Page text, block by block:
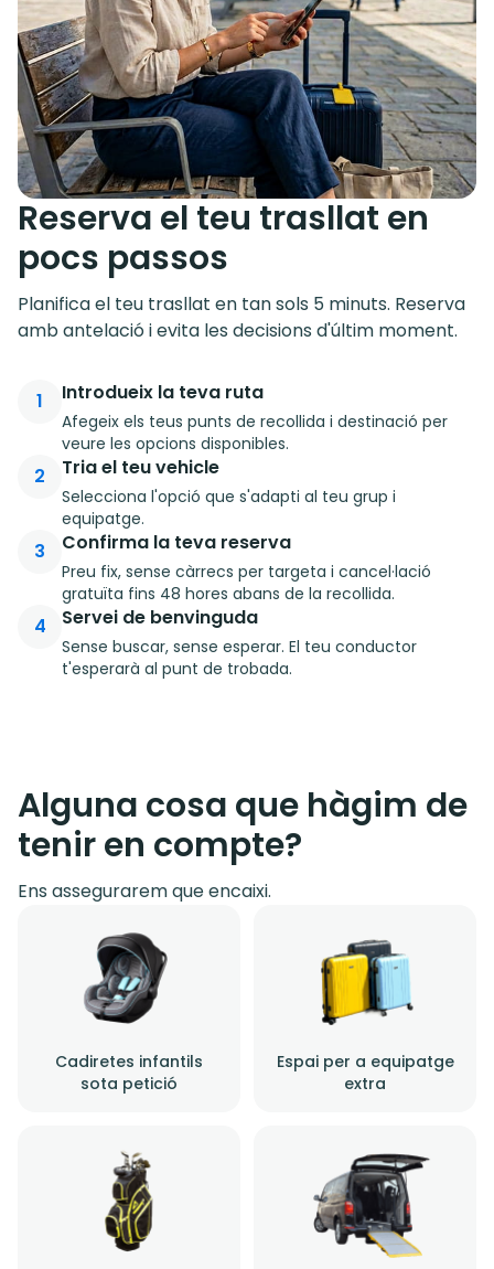
Reserva el teu trasllat en
pocs passos
Planifica el teu trasllat en tan sols 5 minuts. Reserva
amb antelació i evita les decisions d'últim moment.
1 Introdueix la teva ruta
Afegeix els teus punts de recollida i destinació per
veure les opcions disponibles.
2 Tria el teu vehicle
Selecciona l'opció que s'adapti al teu grup i
equipatge.
3 Confirma la teva reserva
Preu fix, sense càrrecs per targeta i cancel·lació
gratuïta fins 48 hores abans de la recollida.
4 Servei de benvinguda
Sense buscar, sense esperar. El teu conductor
t'esperarà al punt de trobada.
Alguna cosa que hàgim de
tenir en compte?
Ens assegurarem que encaixi.
Cadiretes infantils
sota petició
Espai per a equipatge
extra